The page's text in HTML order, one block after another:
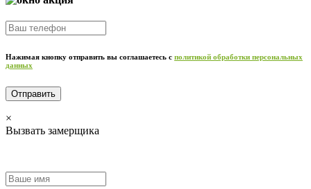
Нажимая кнопку отправить вы соглашаетесь с политикой обработки персональных
данных
×
Вызвать замерщика